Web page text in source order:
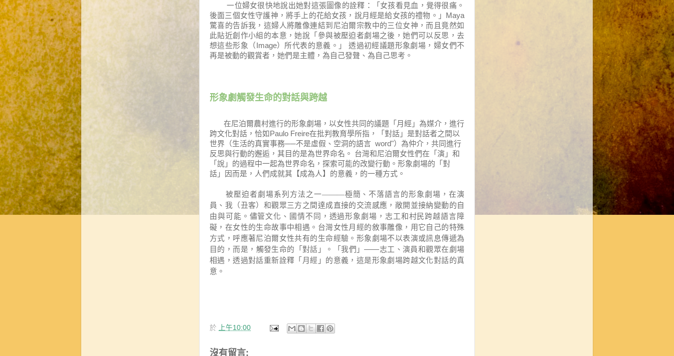
一位婦女很快地說出她對這張圖像的詮釋：「女孩看見血，覺得很痛。
後面三個女性守護神，將手上的花給女孩，說月經是給女孩的禮物。」 Maya
驚喜的告訴我，這婦人將雕像連結到尼泊爾宗教中的三位女神，而且竟然如
此貼近創作小組的本意，她說「參與被壓迫者劇場之後，她們可以反思，去
想這些形象（Image）所代表的意義。」 透過初經議題形象劇場， 婦女們不
再是被動的觀賞者，她們是主體， 為自己發聲、 為自己思考。
形象劇觸發生命的對話與跨越
在尼泊爾農村進行的形象劇場，以女性共同的議題「月經」為媒介，進行
跨文化對話，恰如Paulo Freire在批判教育學所指，「對話」是對話者之間以
世界（生活的真實事務──不是虛假、空洞的語言 word"）為仲介，共同進行
反思與行動的邂逅，其目的是為世界命名。
台灣和尼泊爾女性們在「演」和
「說」的過程中一起為世界命名，探索可能的改變行動。形象劇場的「對
話」因而是，人們成就其【成為人】的意義，的一種方式。
被壓迫者劇場系列方法之一———極簡、不落語言的形象劇場，在演
員、 我（丑客）和觀眾三方之間達成直接的交流感應，敞開並接納變動的自
由與可能。儘管文化、國情不同，透過形象劇場，志工和村民跨越語言障
礙，在女性的生命故事中相遇。 台灣女性月經的敘事雕像，用它自己的特殊
方式，呼應著尼泊爾女性共有的生命經驗。形象劇場不以表演或訊息傳遞為
目的，而是，觸發生命的「對話」。「我們」——志工、演員和觀眾在劇場
相遇，透過對話重新詮釋「月經」的意義，這是形象劇場跨越文化對話的真
意。
於 上午10:00
沒有留言: